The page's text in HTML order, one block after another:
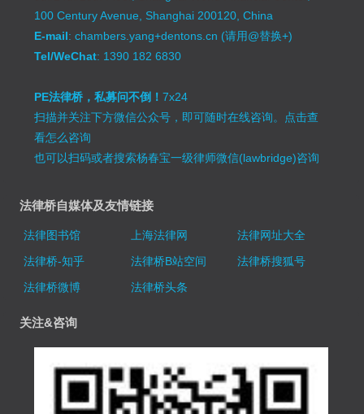
100 Century Avenue, Shanghai 200120, China
E-mail: chambers.yang+dentons.cn (请用@替换+)
Tel/WeChat: 1390 182 6830
PE法律桥，私募问不倒！7x24
扫描并关注下方微信公众号，即可随时在线咨询。 点击查
看怎么咨询
也可以扫码或者搜索杨春宝一级律师微信(lawbridge)咨询
法律桥自媒体及友情链接
法律图书馆 上海法律网
法律网址大全
法律桥-知乎
法律桥B站空间
法律桥搜狐号
法律桥微博
法律桥头条
关注&咨询